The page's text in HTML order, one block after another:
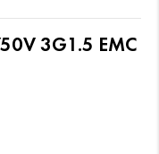
3G1.5 EMC